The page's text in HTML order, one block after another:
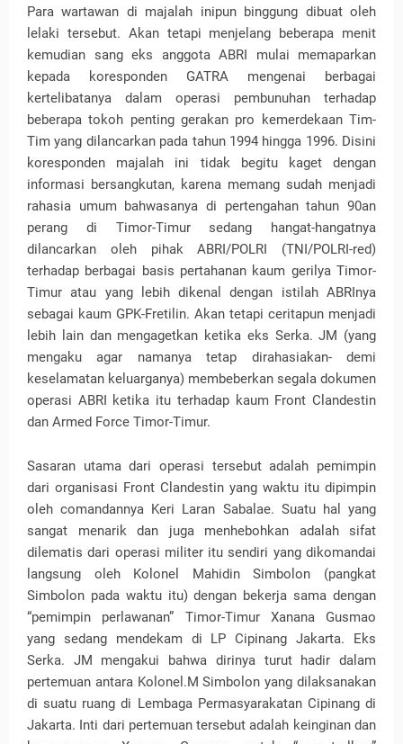
Para wartawan di majalah inipun binggung dibuat oleh
lelaki tersebut. Akan tetapi menjelang beberapa menit
kemudian sang eks anggota ABRI mulai memaparkan
kepada koresponden GATRA mengenai berbagai
kertelibatanya dalam operasi pembunuhan terhadap
beberapa tokoh penting gerakan pro kemerdekaan Tim-
Tim yang dilancarkan pada tahun 1994 hingga 1996. Disini
koresponden majalah ini tidak begitu kaget dengan
informasi bersangkutan, karena memang sudah menjadi
rahasia umum bahwasanya di pertengahan tahun 90an
perang di Timor-Timur sedang hangat-hangatnya
dilancarkan oleh pihak ABRI/POLRI (TNI/POLRI-red)
terhadap berbagai basis pertahanan kaum gerilya Timor-
Timur atau yang lebih dikenal dengan istilah ABRInya
sebagai kaum GPK-Fretilin. Akan tetapi ceritapun menjadi
lebih lain dan mengagetkan ketika eks Serka. JM (yang
mengaku agar namanya tetap dirahasiakan- demi
keselamatan keluarganya) membeberkan segala dokumen
operasi ABRI ketika itu terhadap kaum Front Clandestin
dan Armed Force Timor-Timur.
Sasaran utama dari operasi tersebut adalah pemimpin
dari organisasi Front Clandestin yang waktu itu dipimpin
oleh comandannya Keri Laran Sabalae. Suatu hal yang
sangat menarik dan juga menhebohkan adalah sifat
dilematis dari operasi militer itu sendiri yang dikomandai
langsung oleh Kolonel Mahidin Simbolon (pangkat
Simbolon pada waktu itu) dengan bekerja sama dengan
“pemimpin perlawanan” Timor-Timur Xanana Gusmao
yang sedang mendekam di LP Cipinang Jakarta. Eks
Serka. JM mengakui bahwa dirinya turut hadir dalam
pertemuan antara Kolonel.M Simbolon yang dilaksanakan
di suatu ruang di Lembaga Permasyarakatan Cipinang di
Jakarta. Inti dari pertemuan tersebut adalah keinginan dan